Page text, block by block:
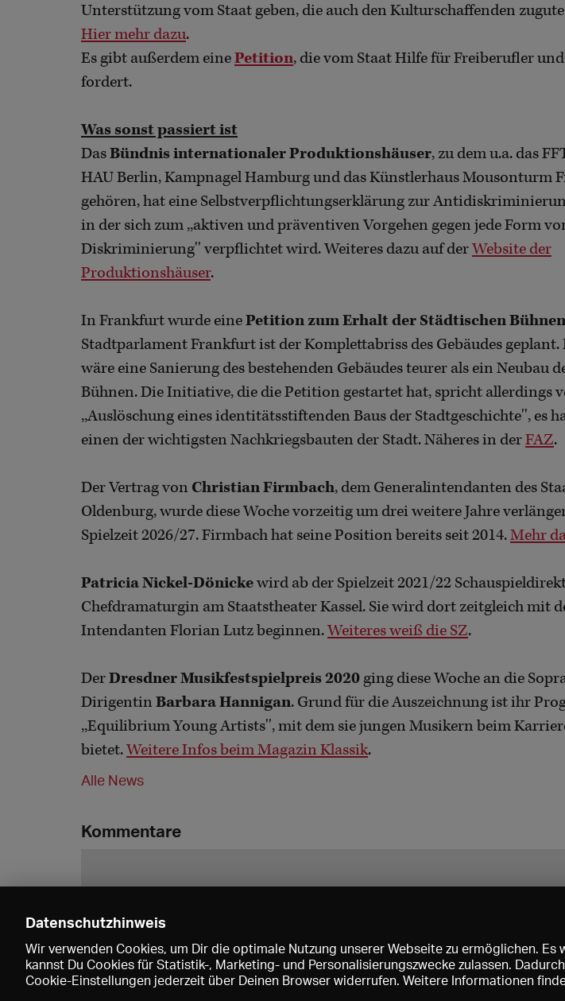
Unterstützung vom Staat geben, die auch den Kulturschaffenden
Hier mehr dazu.
Es gibt außerdem einePetition, die vom Staat Hilfe für Freiberufler
fordert.
Was sonst passiert ist
DasBündnis internationaler Produktionshäuser, zu dem u.a. das
HAU Berlin, Kampnagel Hamburg und das Künstlerhaus Mousonturm
gehören, hat eine Selbstverpflichtungserklärung zur
in der sich zum ,,aktiven und präventiven Vorgehen gegen jede Form
Diskriminierung'' verpflichtet wird. Weiteres dazu auf derWebsite der
Produktionshäuser.
In Frankfurt wurde einePetition zum Erhalt der Städtischen Bühnen
Stadtparlament Frankfurt ist der Komplettabriss des Gebäudes
wäre eine Sanierung des bestehenden Gebäudes teurer als ein Neubau
Bühnen. Die Initiative, die die Petition gestartet hat, spricht allerdings
,,Auslöschung eines identitätsstiftenden Baus der Stadtgeschichte'', es
einen der wichtigsten Nachkriegsbauten der Stadt. Näheres in derFAZ.
Der Vertrag von Christian Firmbach, dem Generalintendanten des
Oldenburg, wurde diese Woche vorzeitig um drei weitere Jahre
Spielzeit 2026/27. Firmbach hat seine Position bereits seit 2014.Mehr
Patricia Nickel-Dönickewird ab der Spielzeit 2021/22
Chefdramaturgin am Staatstheater Kassel. Sie wird dort zeitgleich mit
Intendanten Florian Lutz beginnen.Weiteres weiß die SZ.
DerDresdner Musikfestspielpreis 2020 ging diese Woche an die
Dirigentin Barbara Hannigan. Grund für die Auszeichnung ist ihr
,,Equilibrium Young Artists'', mit dem sie jungen Musikern beim
bietet.Weitere Infos beim Magazin Klassik.
Alle News
Kommentare
Datenschutzhinweis
Wir verwenden Cookies, um Dir die optimale Nutzung unserer Webseite zu ermöglichen.
kannst Du Cookies für Statistik-, Marketing- und Personalisierungszwecke zulassen.
Cookie-Einstellungen jederzeit über Deinen Browser widerrufen. Weitere Informationen